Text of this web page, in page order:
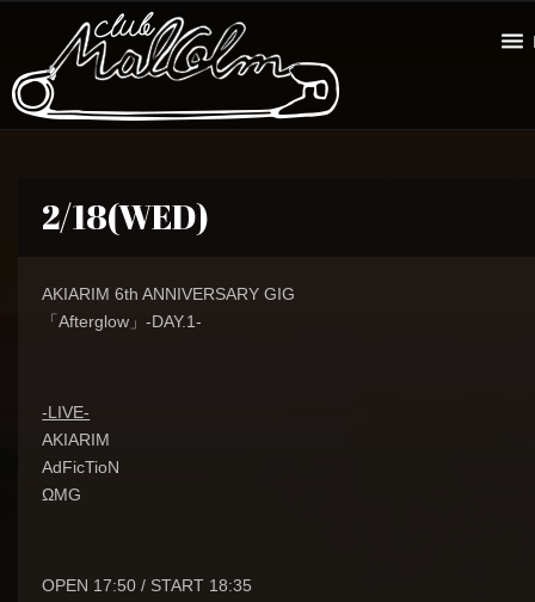
2/18(WED)
AKIARIM 6th ANNIVERSARY GIG
「Afterglow」-DAY.1-
-LIVE-
AKIARIM
AdFicTioN
ΩMG
OPEN 17:50 / START 18:35